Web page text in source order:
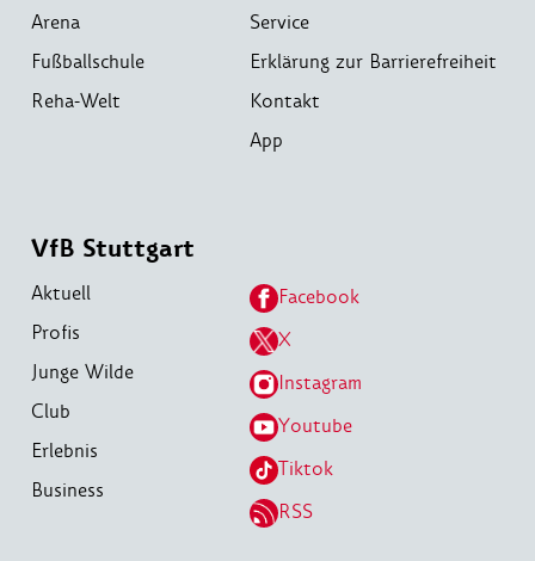
Arena
Fußballschule
Reha-Welt
Service
Erklärung zur Barrierefreiheit
Kontakt
App
VfB Stuttgart
Aktuell
Profis
Junge Wilde
Club
Erlebnis
Business
Facebook
X
Instagram
Youtube
Tiktok
RSS